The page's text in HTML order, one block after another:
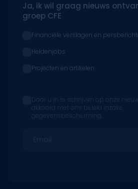
Ja, ik wil graag nieuws
groep CFE
Financiële verslagen en
Heldenjobs
Projecten en artikelen
Door u in te schrijven op onze
akkoord met ons beleid inzake
gegevensbescherming.